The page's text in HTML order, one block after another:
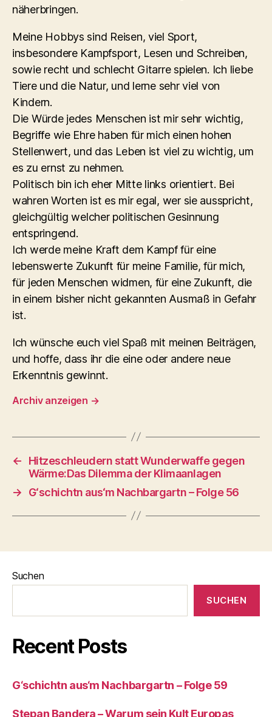
näherbringen.
Meine Hobbys sind Reisen, viel Sport,
insbesondere Kampfsport, Lesen und Schreiben,
sowie recht und schlecht Gitarre spielen. Ich liebe
Tiere und die Natur, und lerne sehr viel von
Kindern.
Die Würde jedes Menschen ist mir sehr wichtig,
Begriffe wie Ehre haben für mich einen hohen
Stellenwert, und das Leben ist viel zu wichtig, um
es zu ernst zu nehmen.
Politisch bin ich eher Mitte links orientiert. Bei
wahren Worten ist es mir egal, wer sie ausspricht,
gleichgültig welcher politischen Gesinnung
entspringend.
Ich werde meine Kraft dem Kampf für eine
lebenswerte Zukunft für meine Familie, für mich,
für jeden Menschen widmen, für eine Zukunft, die
in einem bisher nicht gekannten Ausmaß in Gefahr
ist.
Ich wünsche euch viel Spaß mit meinen Beiträgen,
und hoffe, dass ihr die eine oder andere neue
Erkenntnis gewinnt.
Archiv anzeigen →
←
Hitzeschleudern statt Wunderwaffe gegen
Wärme:Das Dilemma der Klimaanlagen
→
G‘schichtn aus‘m Nachbargartn – Folge 56
Suchen
SUCHEN
Recent Posts
G‘schichtn aus‘m Nachbargartn – Folge 59
Stepan Bandera – Warum sein Kult Europas